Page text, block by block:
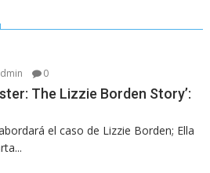
0
The Lizzie Borden Story’:
el caso de Lizzie Borden; Ella